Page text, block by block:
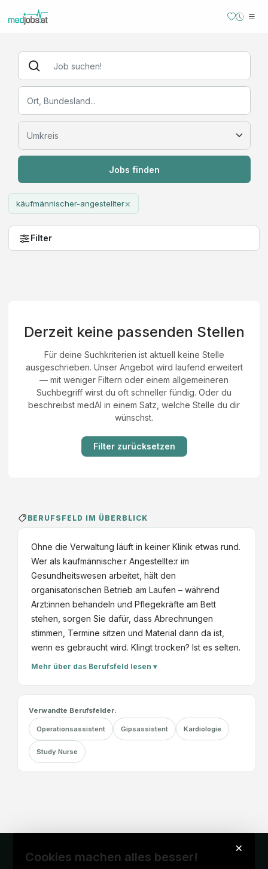
Jobs finden
käufmännischer-angestellter×
Filter
Derzeit keine passenden Stellen
Für deine Suchkriterien ist aktuell keine Stelle
ausgeschrieben. Unser Angebot wird laufend erweitert
— mit weniger Filtern oder einem allgemeineren
Suchbegriff wirst du oft schneller fündig. Oder du
beschreibst medAI in einem Satz, welche Stelle du dir
wünschst.
Filter zurücksetzen
BERUFSFELD IM ÜBERBLICK
Ohne die Verwaltung läuft in keiner Klinik etwas rund.
Wer als kaufmännische:r Angestellte:r im
Gesundheitswesen arbeitet, hält den
organisatorischen Betrieb am Laufen – während
Ärzt:innen behandeln und Pflegekräfte am Bett
stehen, sorgen Sie dafür, dass Abrechnungen
stimmen, Termine sitzen und Material dann da ist,
wenn es gebraucht wird. Klingt trocken? Ist es selten.
Mehr über das Berufsfeld lesen ▾
Verwandte Berufsfelder:
Operationsassistent Gipsassistent Kardiologie
Study Nurse
×
Cookies machen alles besser!